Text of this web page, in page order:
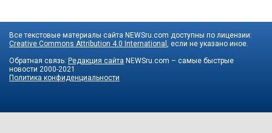
Все текстовые материалы сайта NEWSru.com доступны по лицензии:
Creative Commons Attribution 4.0 International , если не указано иное.
Обратная связь: Редакция сайта NEWSru.com – самые быстрые
новости 2000-2021
Политика конфиденциальности